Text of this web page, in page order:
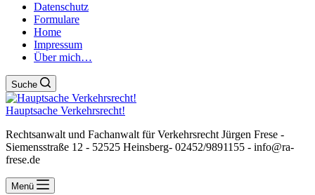
Datenschutz
Formulare
Home
Impressum
Über mich…
Suche
Hauptsache Verkehrsrecht!
Rechtsanwalt und Fachanwalt für Verkehrsrecht Jürgen Frese -
Siemensstraße 12 - 52525 Heinsberg- 02452/9891155 - info@ra-
frese.de
Menü